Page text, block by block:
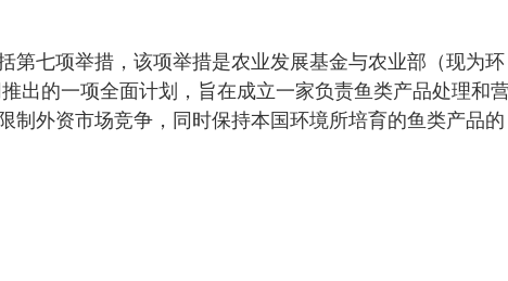
第七项举措，该项举措是农业发展基金与农业部（现为环
出的一项全面计划，旨在成立一家负责鱼类产品处理和
制外资市场竞争，同时保持本国环境所培育的鱼类产品的